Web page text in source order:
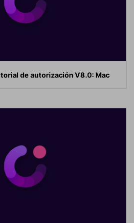
de autorización V8.0: Mac